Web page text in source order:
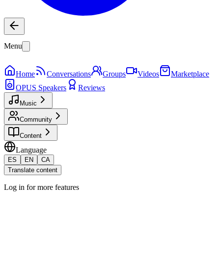
Menu
Home Conversations Groups Videos
Marketplace
OPUS Speakers
Reviews
Music
Community
Content
Language
ES EN
CA
Translate content
Log in for more features